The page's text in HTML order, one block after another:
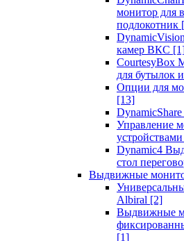
монитор для
подлокотник
камер ВКС
CourtesyBox
для бутылок
Опции для
[13]
Управление
устройствами
Dynamic4
стол
Выдвижные
Albiral [2]
Выдвижные
[1]